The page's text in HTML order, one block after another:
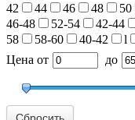
42
44 46 48 50
46-48
52-54 42-44
58
58-60 40-42 l
Цена от до
Сбросить